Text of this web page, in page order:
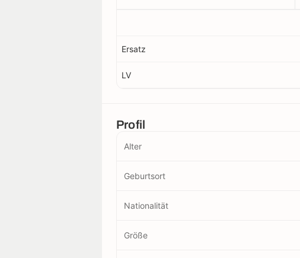
Ersatz
LV
Profil
Alter
Geburtsort
Nationalität
Größe